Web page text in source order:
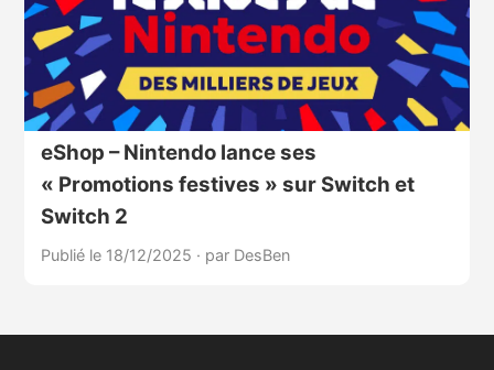
eShop – Nintendo lance ses
« Promotions festives » sur Switch et
Switch 2
Publié le 18/12/2025 · par DesBen